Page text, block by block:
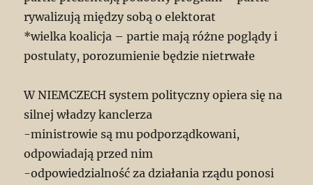
rywalizują między sobą o elektorat
*wielka koalicja – partie mają różne poglądy i
postulaty, porozumienie będzie nietrwałe
W NIEMCZECH system polityczny opiera się na
silnej władzy kanclerza
-ministrowie są mu podporządkowani,
odpowiadają przed nim
-odpowiedzialność za działania rządu ponosi